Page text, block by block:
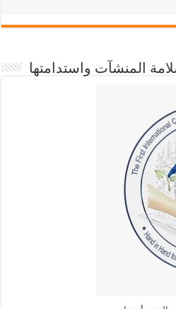
المنشآت واستدامتها